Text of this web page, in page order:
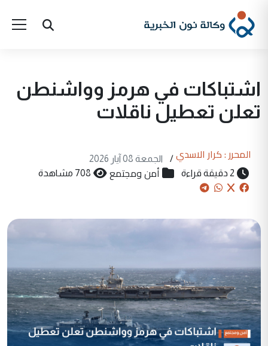
اشتباكات في هرمز وواشنطن
تعلن تعطيل ناقلات
المحرر : كرار الاسدي /
الجمعة 08 آيار 2026
2 دقيقة قراءة
أمن ومجتمع 708 مشاهدة